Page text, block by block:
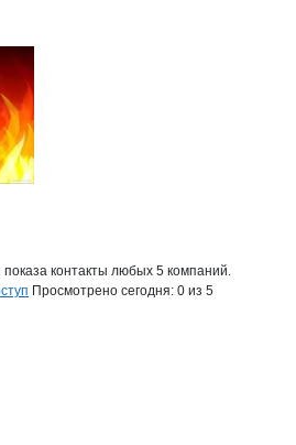
контакты любых 5 компаний.
Просмотрено сегодня: 0 из 5